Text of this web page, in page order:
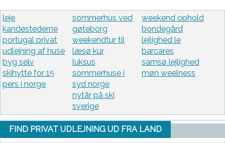
leje
kandestederne
portugal privat
udlejning af huse
byg selv
skihytte for 15
pers i norge
sommerhus ved
gøteborg
weekendtur til
læsø kur
luksus
sommerhuse i
syd norge
nytår på ski
sverige
weekend ophold
bondegård
lejlighed le
barcares
samsø lejlighed
møn weelness
FIND PRIVAT UDLEJNING UD FRA LAND